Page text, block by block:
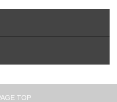
TOP